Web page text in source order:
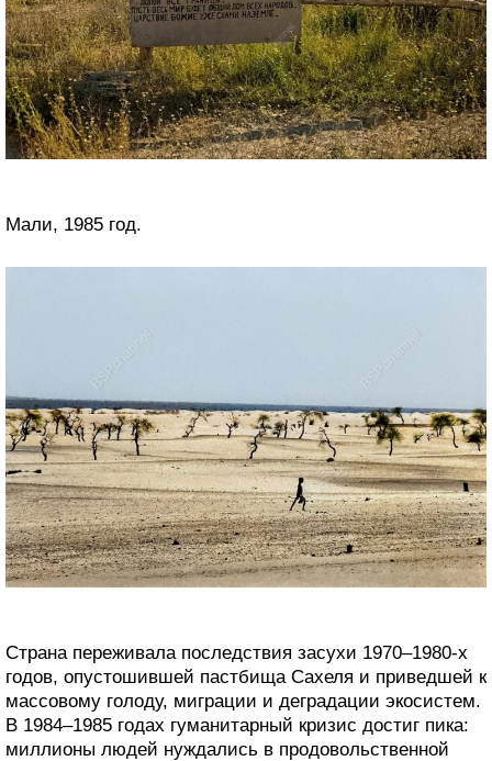
Мали, 1985 год.
Страна переживала последствия засухи 1970–1980-х
годов, опустошившей пастбища Сахеля и приведшей к
массовому голоду, миграции и деградации экосистем.
В 1984–1985 годах гуманитарный кризис достиг пика:
миллионы людей нуждались в продовольственной